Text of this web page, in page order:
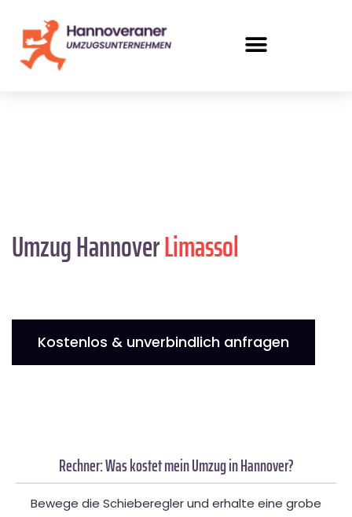
Umzug HannoverLimassol
Kostenlos & unverbindlich anfragen
Rechner: Was kostet mein Umzug in Hannover?
Bewege die Schieberegler und erhalte eine grobe